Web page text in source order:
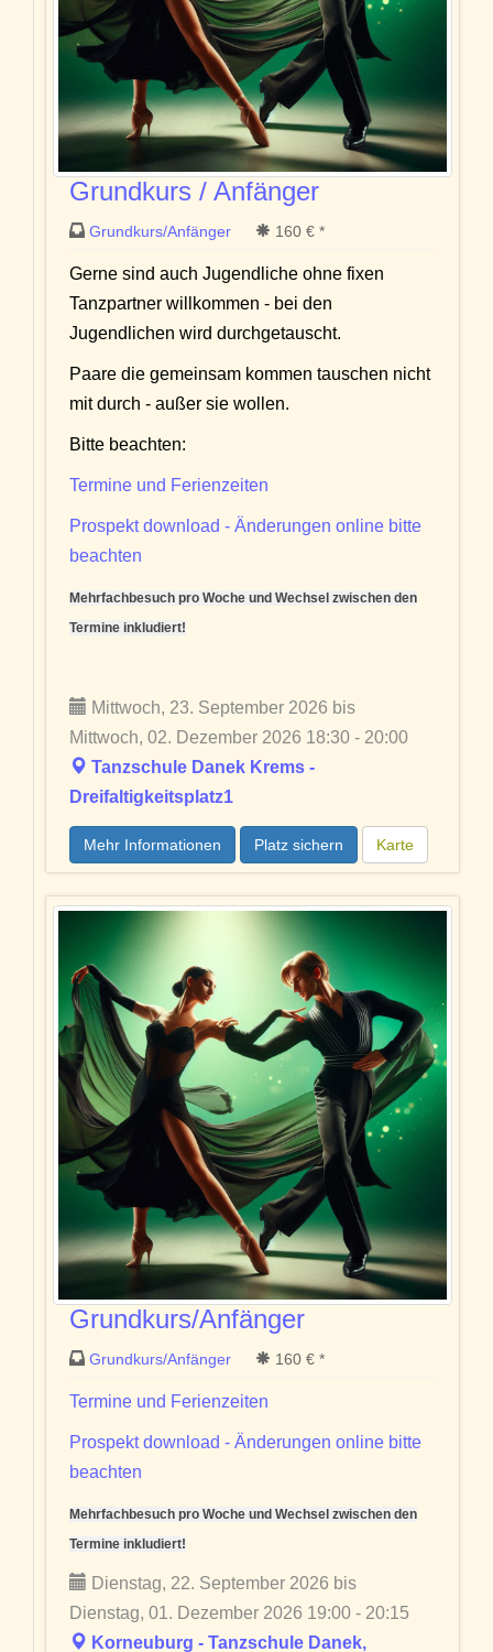
Grundkurs / Anfänger
Grundkurs/Anfänger 160 € *
Gerne sind auch Jugendliche ohne fixen
Tanzpartner willkommen - bei den
Jugendlichen wird durchgetauscht.
Paare die gemeinsam kommen tauschen nicht
mit durch - außer sie wollen.
Bitte beachten:
Termine und Ferienzeiten
Prospekt download - Änderungen online bitte
beachten
Mehrfachbesuch pro Woche und Wechsel zwischen den
Termine inkludiert!
Mittwoch, 23. September 2026 bis
Mittwoch, 02. Dezember 2026 18:30 - 20:00
Tanzschule Danek Krems -
Dreifaltigkeitsplatz1
Mehr Informationen Platz sichern Karte
Grundkurs/Anfänger
Grundkurs/Anfänger 160 € *
Termine und Ferienzeiten
Prospekt download - Änderungen online bitte
beachten
Mehrfachbesuch pro Woche und Wechsel zwischen den
Termine inkludiert!
Dienstag, 22. September 2026 bis
Dienstag, 01. Dezember 2026 19:00 - 20:15
Korneuburg - Tanzschule Danek,